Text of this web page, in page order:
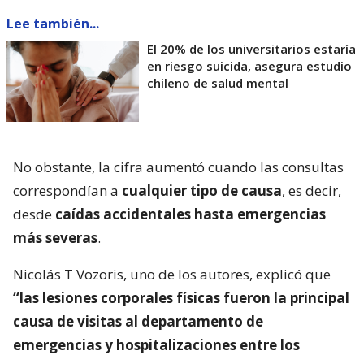
Lee también...
El 20% de los universitarios estaría
en riesgo suicida, asegura estudio
chileno de salud mental
No obstante, la cifra aumentó cuando las consultas
correspondían a cualquier tipo de causa, es decir,
desde caídas accidentales hasta emergencias
más severas.
Nicolás T Vozoris, uno de los autores, explicó que
“las lesiones corporales físicas fueron la principal
causa de visitas al departamento de
emergencias y hospitalizaciones entre los